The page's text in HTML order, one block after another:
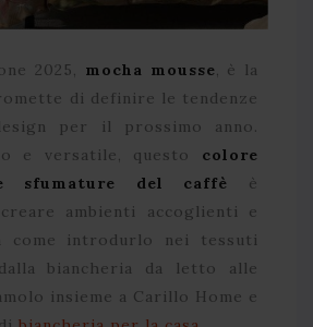
2025, mocha mousse , è la
di definire le tendenze
per il prossimo anno.
e versatile, questo colore
sfumature del caffè è
ambienti accoglienti e
come introdurlo nei tessuti
biancheria da letto alle
insieme a Carillo Home e